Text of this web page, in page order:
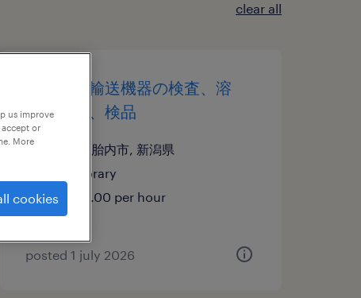
clear all
自動車・輸送機器の検査、溶
接・塗装、検品
新潟県胎内市, 新潟県
temporary
¥1300.00 per hour
posted 1 july 2026
us improve
or
More
cookies